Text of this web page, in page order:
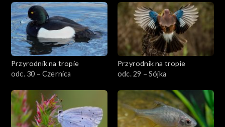
Przyrodnik na tropie
odc. 30 – Czernica
Przyrodnik na tropie
odc. 29 – Sójka